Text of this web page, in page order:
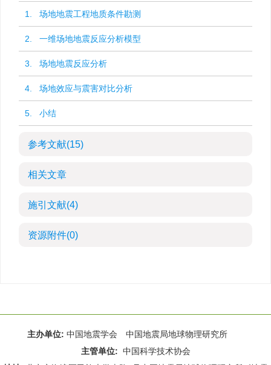
1. 场地地震工程地质条件勘测
2. 一维场地地震反应分析模型
3. 场地地震反应分析
4. 场地效应与震害对比分析
5. 小结
参考文献(15)
相关文章
施引文献(4)
资源附件(0)
主办单位: 中国地震学会 中国地震局地球物理研究所
主管单位: 中国科学技术协会